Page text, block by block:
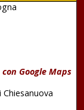
Google Maps